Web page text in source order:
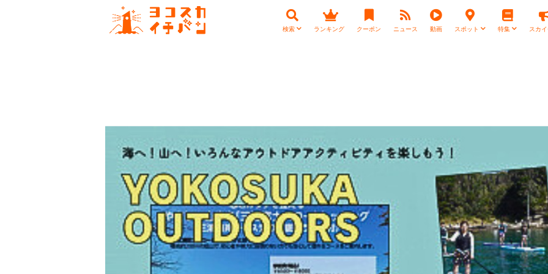
検索 ランキング クーポン ニュース 動画 スポット 特集 スカ